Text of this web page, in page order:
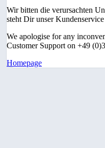
Wir bitten die verursachten
steht Dir unser
We apologise for any
Customer Support on +49
Homepage